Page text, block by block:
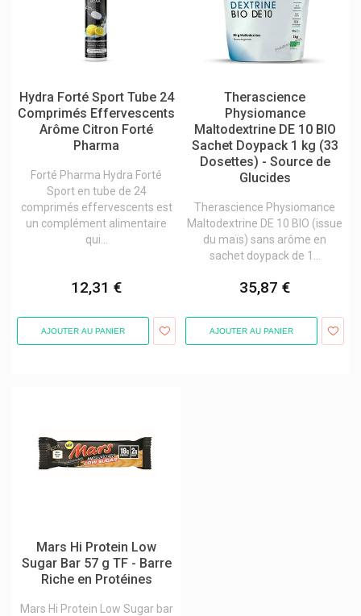
Hydra Forté Sport Tube 24
Comprimés Effervescents
Arôme Citron Forté
Pharma
Forté Pharma Hydra Forté
Sport en tube de 24
comprimés effervescents est
un complément alimentaire
qui...
12,31 €
AJOUTER AU PANIER
Therascience
Physiomance
Maltodextrine DE 10 BIO
Sachet Doypack 1 kg (33
Dosettes) - Source de
Glucides
Therascience Physiomance
Maltodextrine DE 10 BIO (issue
du maïs) sans arôme en
sachet doypack de 1...
35,87 €
AJOUTER AU PANIER
Mars Hi Protein Low
Sugar Bar 57 g TF - Barre
Riche en Protéines
Mars Hi Protein Low Sugar bar